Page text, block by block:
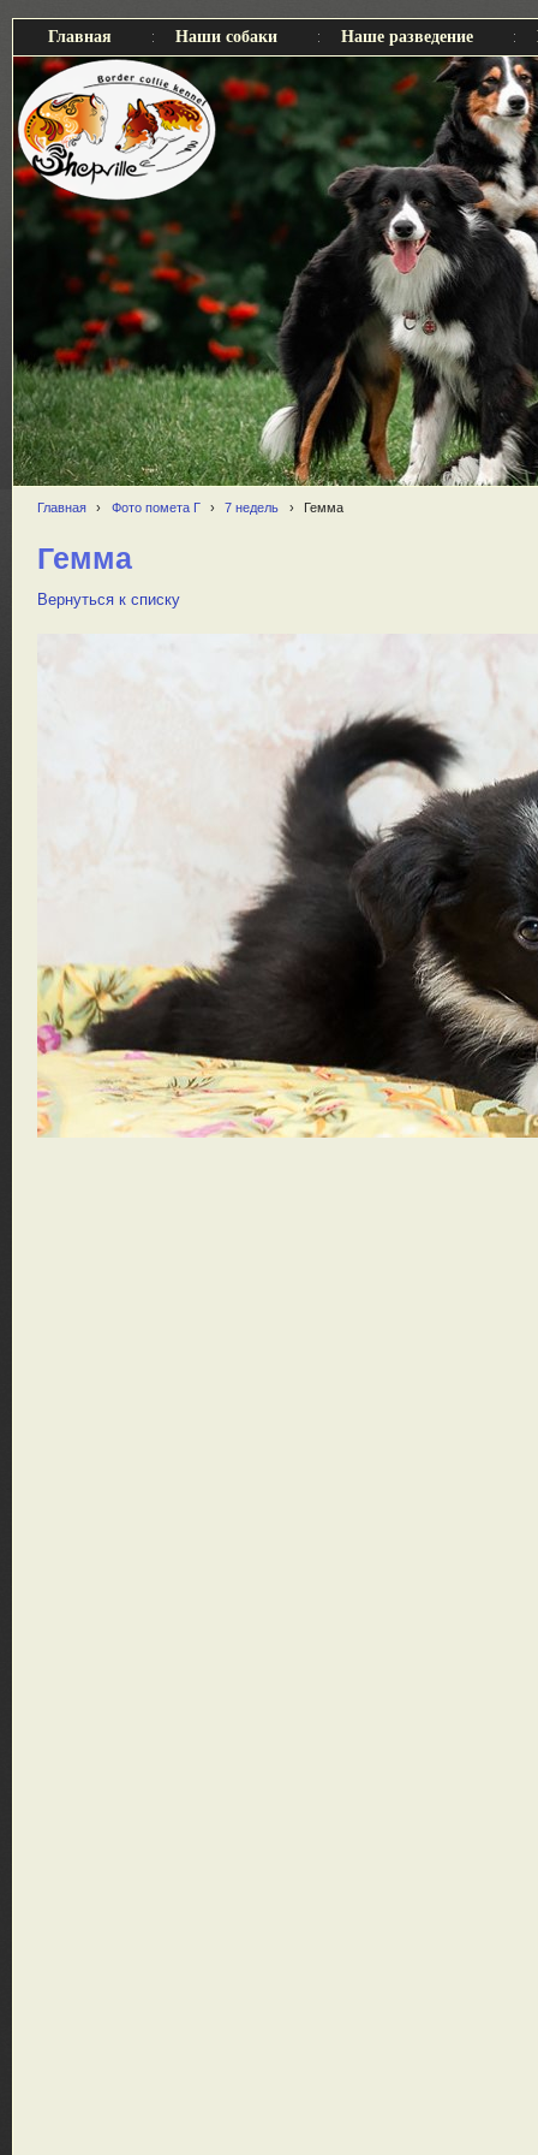
Главная Наши собаки Наше разведение
Главная › Фото помета Г › 7 недель › Гемма
Гемма
Вернуться к списку